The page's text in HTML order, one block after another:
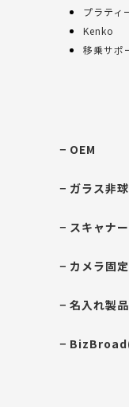
プラティ
Kenko
移乗サポ
OEM
ガラス非
スキャナ
カメラ固
名入れ製
BizBroad(